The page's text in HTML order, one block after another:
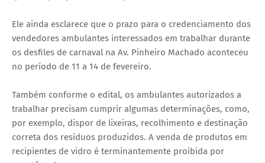
Ele ainda esclarece que o prazo para o credenciamento dos
vendedores ambulantes interessados em trabalhar durante
os desfiles de carnaval na Av. Pinheiro Machado aconteceu
no período de 11 a 14 de fevereiro.
Também conforme o edital, os ambulantes autorizados a
trabalhar precisam cumprir algumas determinações, como,
por exemplo, dispor de lixeiras, recolhimento e destinação
correta dos resíduos produzidos. A venda de produtos em
recipientes de vidro é terminantemente proibida por